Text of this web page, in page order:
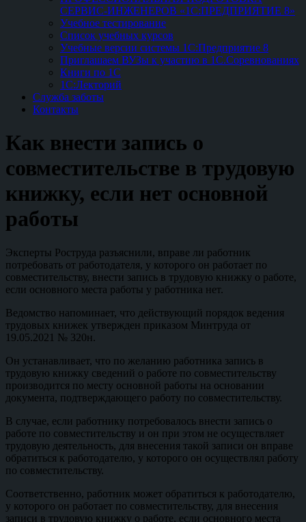
СЕРВИС-ИНЖЕНЕРОВ «1С:ПРЕДПРИЯТИЕ 8»
Учебное тестирование
Список учебных курсов
Учебные версии системы 1С:Предприятие 8
Приглашаем ВУЗы к участию в 1С.Соревнованиях
Книги по 1С
1С:Лекторий
Служба заботы
Контакты
Как внести запись о
совместительстве в трудовую
книжку, если нет основной
работы
Эксперты Роструда разъяснили, вправе ли работник
потребовать от работодателя, у которого он работает по
совместительству, внести запись в трудовую книжку о работе,
если основного места работы у работника нет.
Ведомство напоминает, что действующий порядок ведения
трудовых книжек утвержден приказом Минтруда от
19.05.2021 № 320н.
Он устанавливает, что по желанию работника запись в
трудовую книжку сведений о работе по совместительству
производится по месту основной работы на основании
документа, подтверждающего работу по совместительству.
В случае, если работнику потребовалось внести запись о
работе по совместительству и он при этом не осуществляет
трудовую деятельность, для внесения такой записи он вправе
обратиться к работодателю, у которого он осуществлял работу
по совместительству.
Соответственно, работник может обратиться к работодателю,
у которого он работает по совместительству, для внесения
записи в трудовую книжку о работе, если основного места